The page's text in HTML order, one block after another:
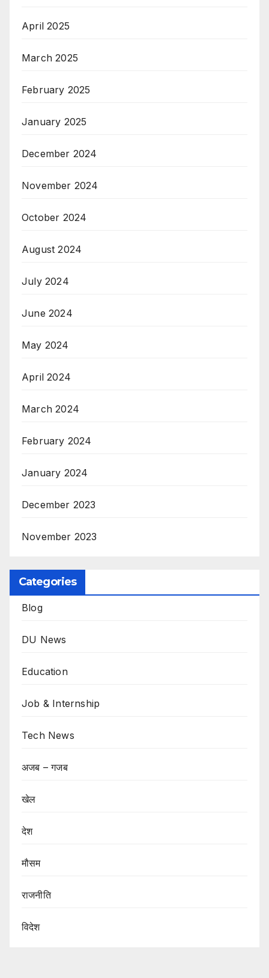
April 2025
March 2025
February 2025
January 2025
December 2024
November 2024
October 2024
August 2024
July 2024
June 2024
May 2024
April 2024
March 2024
February 2024
January 2024
December 2023
November 2023
Categories
Blog
DU News
Education
Job & Internship
Tech News
अजब – गजब
खेल
देश
मौसम
राजनीति
विदेश